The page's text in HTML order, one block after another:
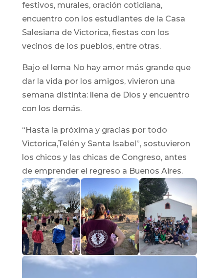
festivos, murales, oración cotidiana,
encuentro con los estudiantes de la Casa
Salesiana de Victorica, fiestas con los
vecinos de los pueblos, entre otras.
Bajo el lema No hay amor más grande que
dar la vida por los amigos, vivieron una
semana distinta: llena de Dios y encuentro
con los demás.
“Hasta la próxima y gracias por todo
Victorica,Telén y Santa Isabel”, sostuvieron
los chicos y las chicas de Congreso, antes
de emprender el regreso a Buenos Aires.